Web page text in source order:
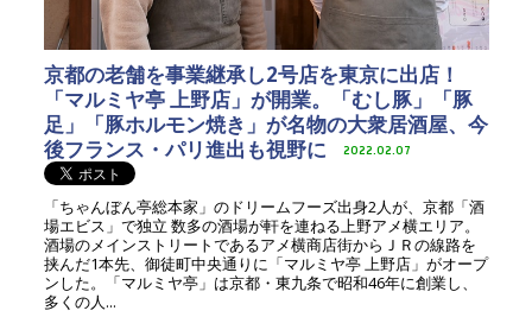
京都の老舗を事業継承し2号店を東京に出店！
「マルミヤ亭 上野店」が開業。「むし豚」「豚
足」「豚ホルモン焼き」が名物の大衆居酒屋、今
後フランス・パリ進出も視野に
2022.02.07
「ちゃんぼん亭総本家」のドリームフーズ出身2人が、京都「酒
場エビス」で独立 数多の酒場が軒を連ねる上野アメ横エリア。
酒場のメインストリートであるアメ横商店街からＪＲの線路を
挟んだ1本先、御徒町中央通りに「マルミヤ亭 上野店」がオープ
ンした。「マルミヤ亭」は京都・東九条で昭和46年に創業し、
多くの人...